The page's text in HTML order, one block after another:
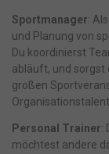
Sportmanager:
und Planung von
Du koordinierst
abläuft, und sorgst
großen
Personal Trainer:
möchtest andere